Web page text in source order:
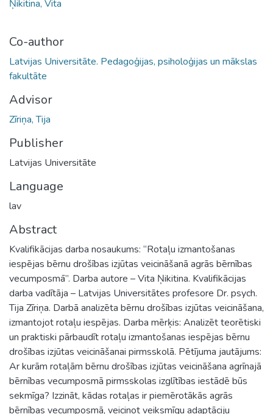
Ņikitina, Vita
Co-author
Latvijas Universitāte. Pedagoģijas, psiholoģijas un mākslas
fakultāte
Advisor
Zīriņa, Tija
Publisher
Latvijas Universitāte
Language
lav
Abstract
Kvalifikācijas darba nosaukums: “Rotaļu izmantošanas
iespējas bērnu drošības izjūtas veicināšanā agrās bērnības
vecumposmā”. Darba autore – Vita Ņikitina. Kvalifikācijas
darba vadītāja – Latvijas Universitātes profesore Dr. psych.
Tija Zīriņa. Darbā analizēta bērnu drošības izjūtas veicināšana,
izmantojot rotaļu iespējas. Darba mērķis: Analizēt teorētiski
un praktiski pārbaudīt rotaļu izmantošanas iespējas bērnu
drošības izjūtas veicināšanai pirmsskolā. Pētījuma jautājums:
Ar kurām rotaļām bērnu drošības izjūtas veicināšana agrīnajā
bērnības vecumposmā pirmsskolas izglītības iestādē būs
sekmīga? Izzināt, kādas rotaļas ir piemērotākās agrās
bērnības vecumposmā, veicinot veiksmīgu adaptāciju